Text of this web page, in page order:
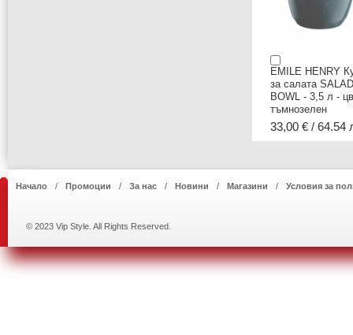
EMILE HENRY
за салата SALAD
BOWL - 3,5 л -
тъмнозелен
33,00 € / 64.54
Начало Промоции За нас Новини Магазини Условия за
© 2023 Vip Style. All Rights Reserved.